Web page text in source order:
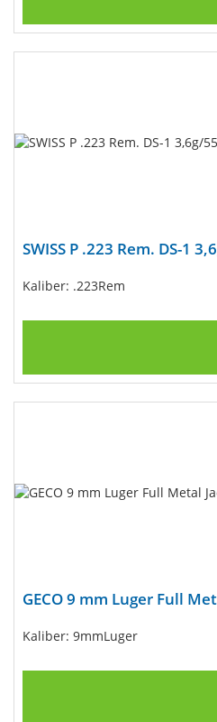
SWISS P .223 Rem. DS-1
Kaliber: .223Rem
GECO 9 mm Luger Full
Kaliber: 9mmLuger